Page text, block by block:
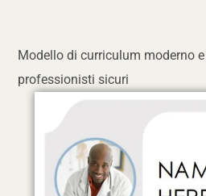
Modello di curriculum moderno
professionisti sicuri